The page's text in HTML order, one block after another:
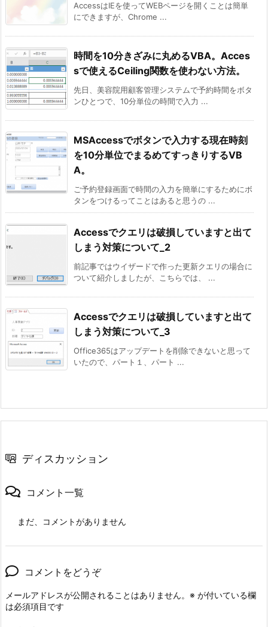
AccessはIEを使ってWEBページを開くことは簡単
にできますが、Chrome ...
時間を10分きざみに丸めるVBA。Acces
sで使えるCeiling関数を使わない方法。
先日、美容院用顧客管理システムで予約時間をボタ
ンひとつで、10分単位の時間で入力 ...
MSAccessでボタンで入力する現在時刻
を10分単位でまるめてすっきりするVB
A。
ご予約登録画面で時間の入力を簡単にするためにボ
タンをつけるってことはあると思うの ...
Accessでクエリは破損していますと出て
しまう対策について_2
前記事ではウイザードで作った更新クエリの場合に
ついて紹介しましたが、こちらでは、 ...
Accessでクエリは破損していますと出て
しまう対策について_3
Office365はアップデートを削除できないと思って
いたので、パート１、パート ...
ディスカッション
コメント一覧
まだ、コメントがありません
コメントをどうぞ
メールアドレスが公開されることはありません。 ※ が付いている欄
は必須項目です